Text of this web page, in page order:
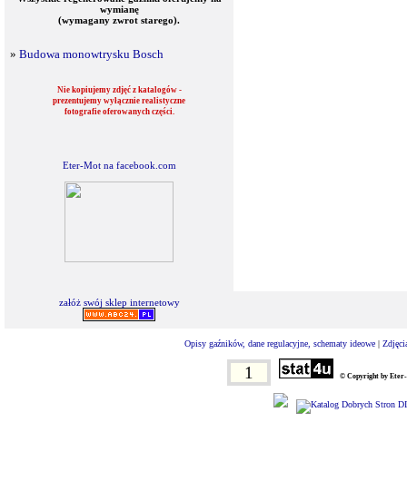
wymianę
(wymagany zwrot starego).
» Budowa monowtrysku Bosch
Nie kopiujemy zdjęć z katalogów -
prezentujemy wyłącznie realistyczne
fotografie oferowanych części.
Eter-Mot na facebook.com
załóż swój sklep internetowy
Opisy gaźników, dane regulacyjne, schematy ideowe |
1 © Copyright by